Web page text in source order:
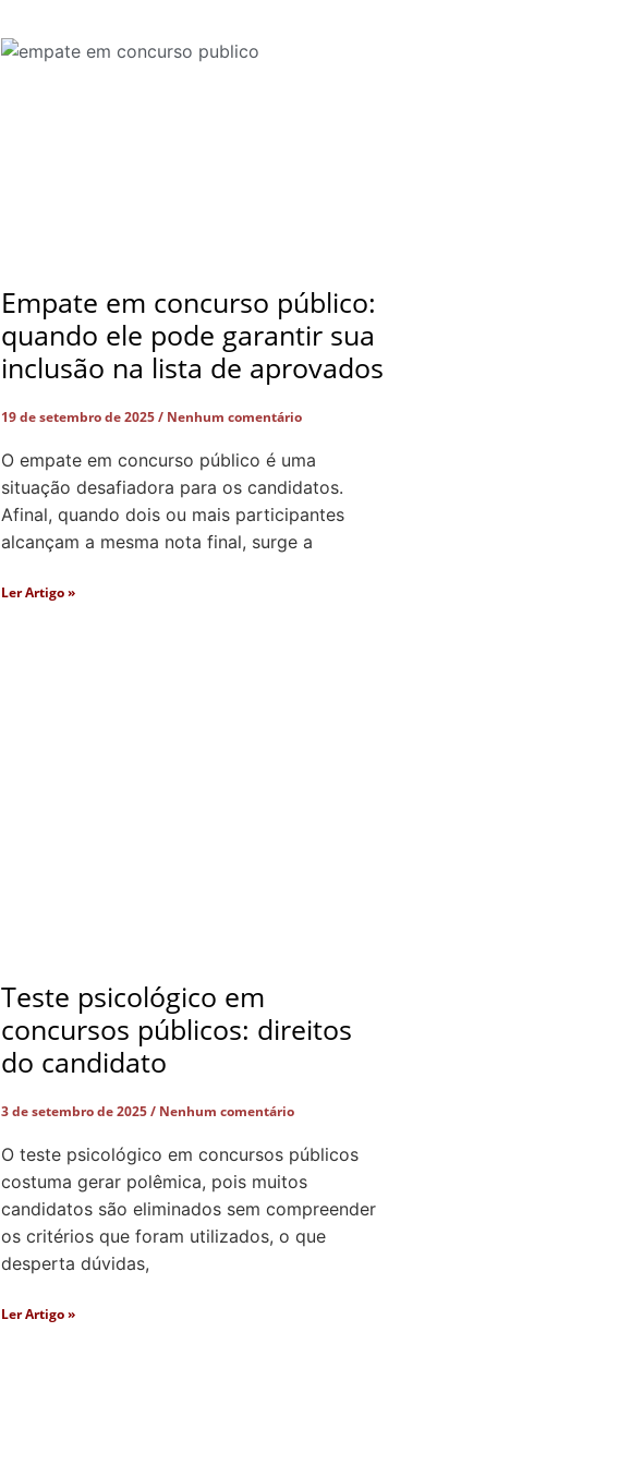
Empate em concurso público:
quando ele pode garantir sua
inclusão na lista de aprovados
19 de setembro de 2025 Nenhum comentário
O empate em concurso público é uma
situação desafiadora para os candidatos.
Afinal, quando dois ou mais participantes
alcançam a mesma nota final, surge a
Ler Artigo »
Teste psicológico em
concursos públicos: direitos
do candidato
3 de setembro de 2025 Nenhum comentário
O teste psicológico em concursos públicos
costuma gerar polêmica, pois muitos
candidatos são eliminados sem compreender
os critérios que foram utilizados, o que
desperta dúvidas,
Ler Artigo »